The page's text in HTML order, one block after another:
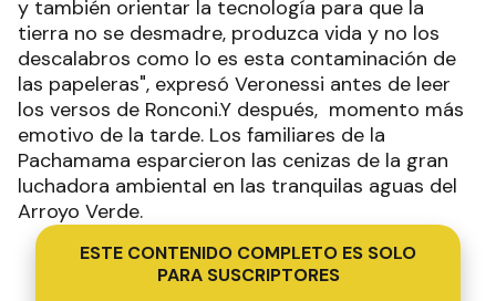
y también orientar la tecnología para que la
tierra no se desmadre, produzca vida y no los
descalabros como lo es esta contaminación de
las papeleras", expresó Veronessi antes de leer
los versos de Ronconi.Y después, momento más
emotivo de la tarde. Los familiares de la
Pachamama esparcieron las cenizas de la gran
luchadora ambiental en las tranquilas aguas del
Arroyo Verde.
ESTE CONTENIDO COMPLETO ES SOLO
PARA SUSCRIPTORES